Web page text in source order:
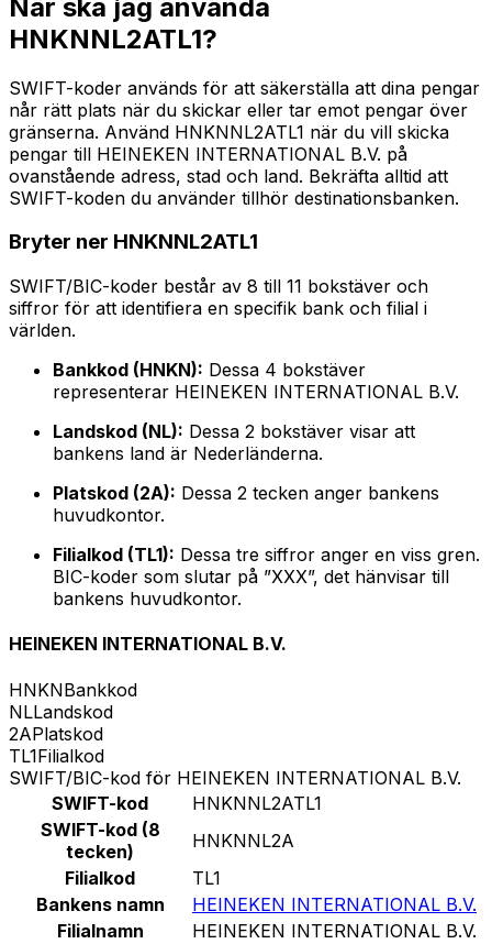
När ska jag använda
HNKNNL2ATL1?
SWIFT-koder används för att säkerställa att dina pengar
når rätt plats när du skickar eller tar emot pengar över
gränserna. Använd HNKNNL2ATL1 när du vill skicka
pengar till HEINEKEN INTERNATIONAL B.V. på
ovanstående adress, stad och land. Bekräfta alltid att
SWIFT-koden du använder tillhör destinationsbanken.
Bryter ner HNKNNL2ATL1
SWIFT/BIC-koder består av 8 till 11 bokstäver och
siffror för att identifiera en specifik bank och filial i
världen.
Bankkod (HNKN): Dessa 4 bokstäver
representerar HEINEKEN INTERNATIONAL B.V.
Landskod (NL): Dessa 2 bokstäver visar att
bankens land är Nederländerna.
Platskod (2A): Dessa 2 tecken anger bankens
huvudkontor.
Filialkod (TL1): Dessa tre siffror anger en viss gren.
BIC-koder som slutar på ”XXX”, det hänvisar till
bankens huvudkontor.
HEINEKEN INTERNATIONAL B.V.
HNKNBankkod
NLLandskod
2APlatskod
TL1Filialkod
SWIFT/BIC-kod för HEINEKEN INTERNATIONAL B.V.
SWIFT-kod
HNKNNL2ATL1
SWIFT-kod (8
tecken)
HNKNNL2A
Filialkod
TL1
Bankens namn
HEINEKEN INTERNATIONAL B.V.
Filialnamn
HEINEKEN INTERNATIONAL B.V.